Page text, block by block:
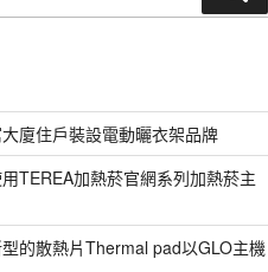
尋
廈住戶裝設電動曬衣架品牌
TEREA加熱菸官網系列加熱菸主
的散熱片Thermal pad以GLO主機